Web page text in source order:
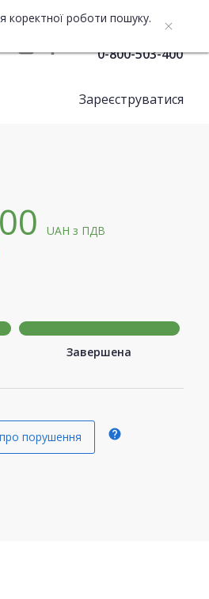
коректної роботи пошуку.
0-800-503-400
Зареєструватися
UAHз ПДВ
Завершена
порушення help